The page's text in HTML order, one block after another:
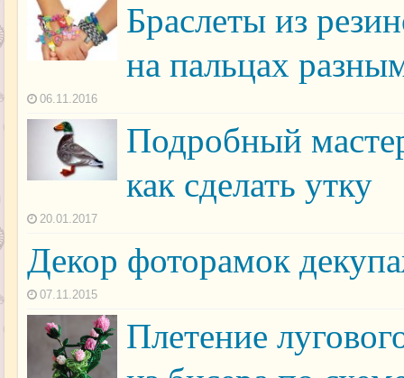
Браслеты из
на пальцах
06.11.2016
Подробный
как сделать утку
20.01.2017
Декор фоторамок
07.11.2015
Плетение